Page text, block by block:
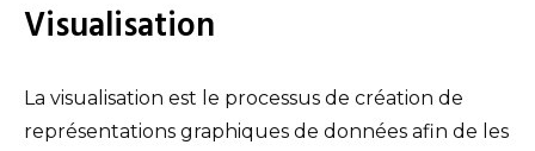
Visualisation
La visualisation est le processus de création de
représentations graphiques de données afin de les